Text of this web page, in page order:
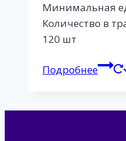
Минимальная
Количество в
120 шт
Подробнее